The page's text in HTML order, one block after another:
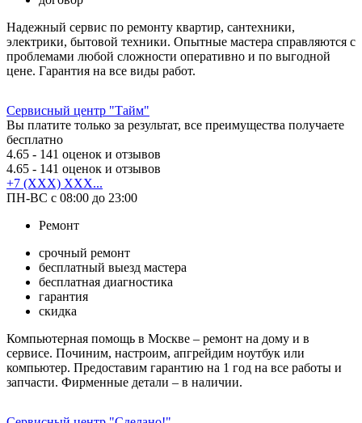
Надежный сервис по ремонту квартир, сантехники,
электрики, бытовой техники. Опытные мастера справляются с
проблемами любой сложности оперативно и по выгодной
цене. Гарантия на все виды работ.
Сервисный центр "Тайм"
Вы платите только за результат, все преимущества получаете
бесплатно
4.65 - 141 оценок и отзывов
4.65 - 141 оценок и отзывов
+7 (XXX) XXX...
ПН-ВС с 08:00 до 23:00
Ремонт
срочный ремонт
бесплатный выезд мастера
бесплатная диагностика
гарантия
скидка
Компьютерная помощь в Москве – ремонт на дому и в
сервисе. Починим, настроим, апгрейдим ноутбук или
компьютер. Предоставим гарантию на 1 год на все работы и
запчасти. Фирменные детали – в наличии.